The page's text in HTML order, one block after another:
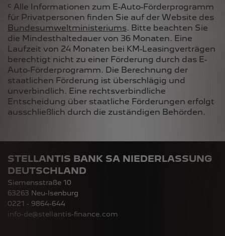
c Alle Informationen zum E-Auto-Förderprogramm
für Privatpersonen finden Sie auf der Website des
Bundesumweltministeriums. Bitte beachten Sie
die Mindesthaltedauer von 36 Monaten. Eine
Laufzeit von 24 Monaten bei KM-Leasingverträgen
berechtigt nicht zu einer Förderung durch das E-
Auto-Förderprogramm. Die Berechnung der
staatlichen Förderung ist überschlägig und
unverbindlich. Eine rechtsverbindliche
Entscheidung über staatliche Förderungen erfolgt
ausschließlich durch die zuständigen Behörden.
STELLANTIS BANK SA NIEDERLASSUNG
DEUTSCHLAND
Siemensstraße 10
63263 Neu-Isenburg
0221 - 9864-644
info-de@stellantis-finance.com